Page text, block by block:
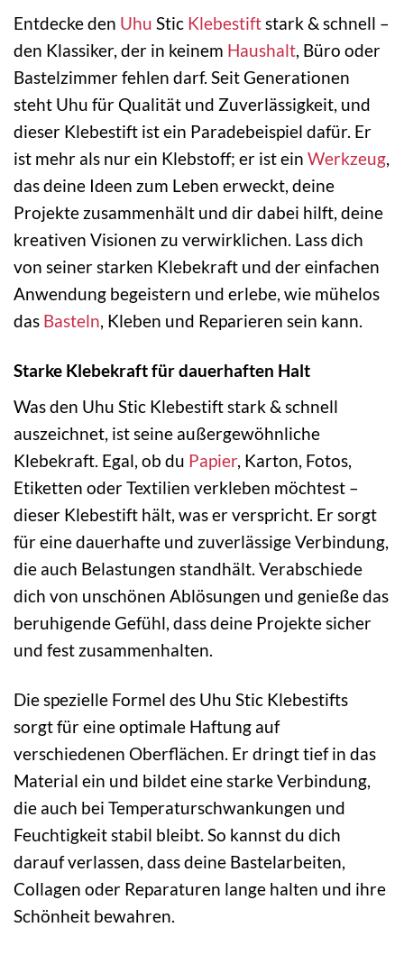
Entdecke den Uhu Stic Klebestiftstark & schnell –
den Klassiker, der in keinem Haushalt, Büro oder
Bastelzimmer fehlen darf. Seit Generationen
steht Uhu für Qualität und Zuverlässigkeit, und
dieser Klebestift ist ein Paradebeispiel dafür. Er
ist mehr als nur ein Klebstoff; er ist ein Werkzeug,
das deine Ideen zum Leben erweckt, deine
Projekte zusammenhält und dir dabei hilft, deine
kreativen Visionen zu verwirklichen. Lass dich
von seiner starken Klebekraft und der einfachen
Anwendung begeistern und erlebe, wie mühelos
das Basteln, Kleben und Reparieren sein kann.
Starke Klebekraft für dauerhaften Halt
Was den Uhu Stic Klebestift stark & schnell
auszeichnet, ist seine außergewöhnliche
Klebekraft. Egal, ob du Papier, Karton, Fotos,
Etiketten oder Textilien verkleben möchtest –
dieser Klebestift hält, was er verspricht. Er sorgt
für eine dauerhafte und zuverlässige Verbindung,
die auch Belastungen standhält. Verabschiede
dich von unschönen Ablösungen und genieße das
beruhigende Gefühl, dass deine Projekte sicher
und fest zusammenhalten.
Die spezielle Formel des Uhu Stic Klebestifts
sorgt für eine optimale Haftung auf
verschiedenen Oberflächen. Er dringt tief in das
Material ein und bildet eine starke Verbindung,
die auch bei Temperaturschwankungen und
Feuchtigkeit stabil bleibt. So kannst du dich
darauf verlassen, dass deine Bastelarbeiten,
Collagen oder Reparaturen lange halten und ihre
Schönheit bewahren.